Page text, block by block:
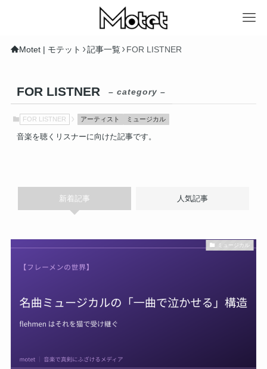
Motet | モテット 記事一覧 FOR LISTNER
FOR LISTNER – category –
FOR LISTNER アーティスト ミュージカル
音楽を聴くリスナーに向けた記事です。
新着記事 人気記事
ミュージカル